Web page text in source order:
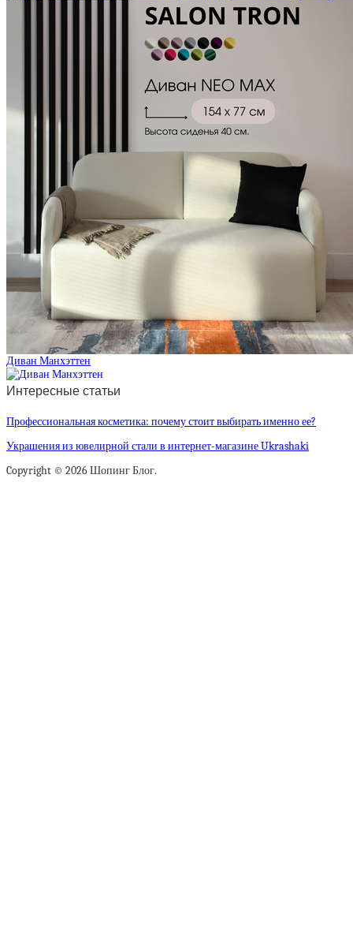
Диван Манхэттен
Интересные статьи
Профессиональная косметика: почему стоит выбирать именно ее?
Украшения из ювелирной стали в интернет-магазине Ukrashaki
Copyright © 2026 Шопинг Блог.